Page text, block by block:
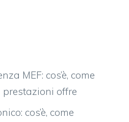
MEF: cos’è, come
offre
cos’è, come